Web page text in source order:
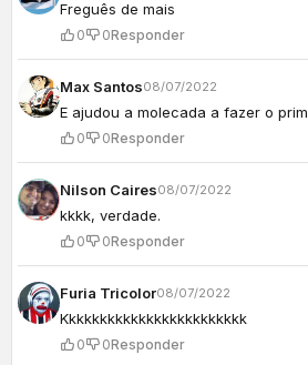
Freguês de mais
0 0Responder
Max Santos08/07/2022
E ajudou a molecada a fazer o
0 0Responder
Nilson Caires08/07/2022
kkkk, verdade.
0 0Responder
Furia Tricolor08/07/2022
Kkkkkkkkkkkkkkkkkkkkkkkk
0 0Responder